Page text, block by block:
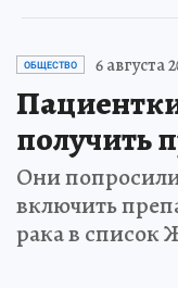
ОБЩЕСТВО 6 августа
получить
Они
включить
рака в